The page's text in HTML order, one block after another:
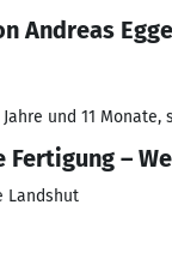
Andreas
Jahre und 11 Monate,
Fertigung –
Landshut